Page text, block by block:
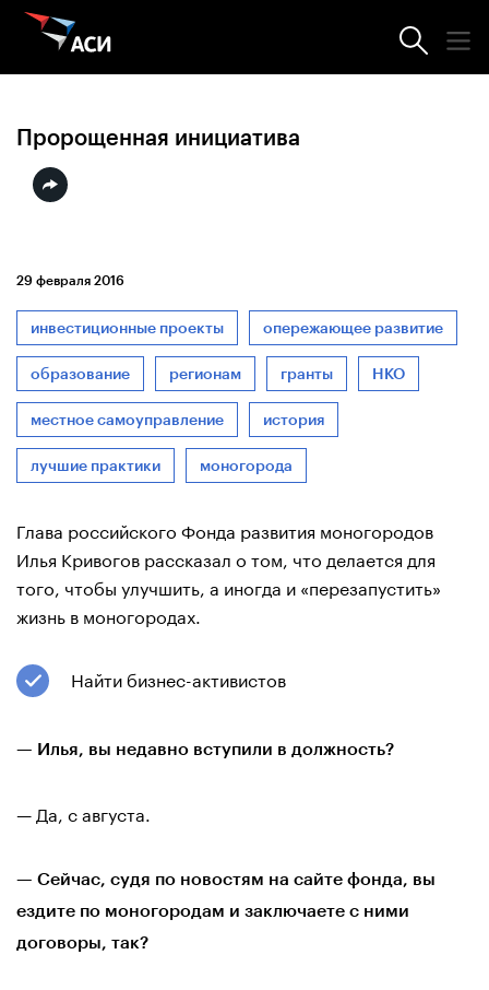
Новости АСИ
Пророщенная инициатива
29 февраля 2016
инвестиционные проекты опережающее развитие
образование регионам гранты НКО
местное самоуправление история
лучшие практики моногорода
Глава российского Фонда развития моногородов
Илья Кривогов рассказал о том, что делается для
того, чтобы улучшить, а иногда и «перезапустить»
жизнь в моногородах.
Найти бизнес-активистов
— Илья, вы недавно вступили в должность?
— Да, с августа.
— Сейчас, судя по новостям на сайте фонда, вы
ездите по моногородам и заключаете с ними
договоры, так?